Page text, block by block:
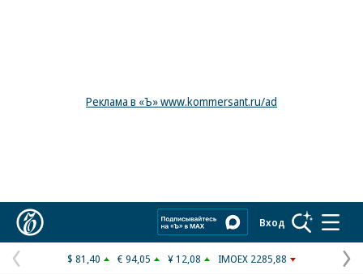
Реклама в «Ъ» www.kommersant.ru/ad
Вход
$ 81,40 € 94,05 ¥ 12,08 IMOEX 2285,88